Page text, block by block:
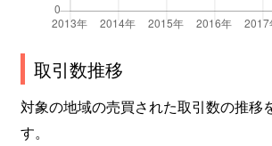
取引数推移
対象の地域の売買された取引数の推移
す。